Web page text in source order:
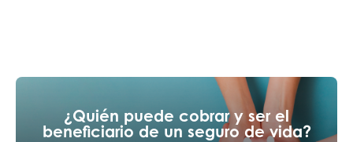
¿Quién puede cobrar y ser el
beneficiario de un seguro de vida?